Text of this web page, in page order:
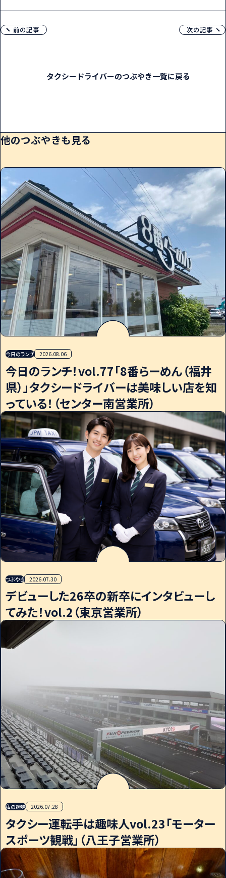
前の記事 次の記事
タクシードライバーのつぶやき一覧に戻る
他のつぶやきも見る
今日のランチ 2026.08.06
今日のランチ！vol.77「8番らーめん（福井
県）」タクシードライバーは美味しい店を知
っている！（センター南営業所）
つぶやき 2026.07.30
デビューした26卒の新卒にインタビューし
てみた！vol.2（東京営業所）
私の趣味 2026.07.28
タクシー運転手は趣味人vol.23「モーター
スポーツ観戦」（八王子営業所）